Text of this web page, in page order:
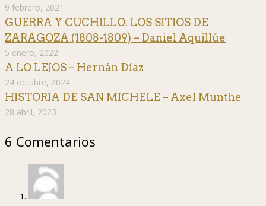
9 febrero, 2021
GUERRA Y CUCHILLO. LOS SITIOS DE
ZARAGOZA (1808-1809) – Daniel Aquillúe
5 enero, 2022
A LO LEJOS – Hernán Díaz
24 octubre, 2024
HISTORIA DE SAN MICHELE – Axel Munthe
28 abril, 2023
6 Comentarios